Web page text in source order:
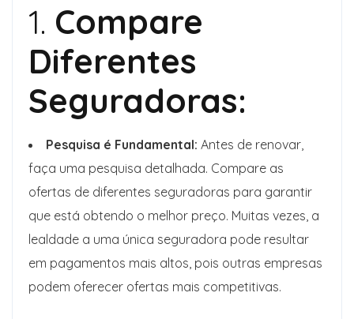
1. Compare
Diferentes
Seguradoras:
Pesquisa é Fundamental: Antes de renovar,
faça uma pesquisa detalhada. Compare as
ofertas de diferentes seguradoras para garantir
que está obtendo o melhor preço. Muitas vezes, a
lealdade a uma única seguradora pode resultar
em pagamentos mais altos, pois outras empresas
podem oferecer ofertas mais competitivas.